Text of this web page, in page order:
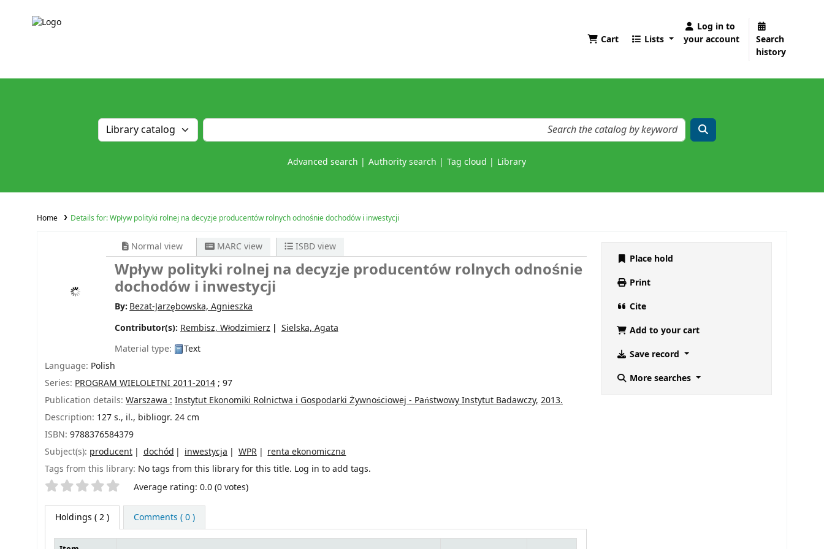
Cart Lists
Log in to
your account
Search
history
Advanced search Authority search Tag cloud Library
Home Details for:Wpływ polityki rolnej na decyzje producentów rolnych odnośnie dochodów i inwestycji
Normal view MARC view ISBD view
Wpływ polityki rolnej na decyzje producentów rolnych odnośnie
dochodów i inwestycji
By:Bezat-Jarzębowska, Agnieszka
Contributor(s): Rembisz, Włodzimierz
Sielska, Agata
Material type:
Text
Language: Polish
Series: PROGRAM WIELOLETNI 2011-2014; 97
Publication details: Warszawa : Instytut Ekonomiki Rolnictwa i Gospodarki Żywnościowej - Państwowy Instytut Badawczy, 2013.
Description: 127 s., il., bibliogr. 24 cm
ISBN: 9788376584379
Subject(s): producent dochód inwestycja WPR
renta ekonomiczna
Tags from this library: No tags from this library for this title. Log in to add tags.
Star ratings Average rating: 0.0 (0 votes)
Holdings ( 2 ) Comments ( 0 )
Place hold
Print
Cite
Add to your cart
Save record
More searches